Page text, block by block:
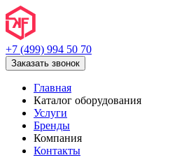
+7 (499) 994 50 70
Заказать звонок
Главная
Каталог оборудования
Услуги
Бренды
Компания
Контакты